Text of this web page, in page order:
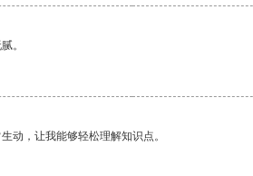
。
动，让我能够轻松理解知识点。